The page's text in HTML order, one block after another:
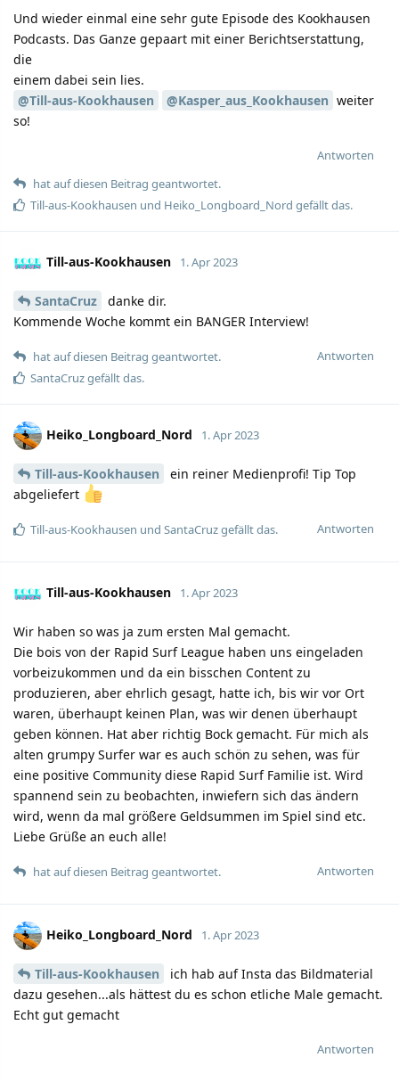
Und wieder einmal eine sehr gute Episode des Kookhausen
Podcasts. Das Ganze gepaart mit einer Berichtserstattung,
die
einem dabei sein lies.
@Till-aus-Kookhausen
@Kasper_aus_Kookhausen weiter
so!
Antworten
hat auf diesen Beitrag geantwortet.
Till-aus-Kookhausen und Heiko_Longboard_Nord gefällt das.
Till-aus-Kookhausen 1. Apr 2023
SantaCruz
danke dir.
Kommende Woche kommt ein BANGER Interview!
Antworten
hat auf diesen Beitrag geantwortet.
SantaCruzgefällt das.
Heiko_Longboard_Nord 1. Apr 2023
Till-aus-Kookhausen
ein reiner Medienprofi! Tip Top
abgeliefert
Antworten
Till-aus-Kookhausen und SantaCruzgefällt das.
Till-aus-Kookhausen 1. Apr 2023
Wir haben so was ja zum ersten Mal gemacht.
Die bois von der Rapid Surf League haben uns eingeladen
vorbeizukommen und da ein bisschen Content zu
produzieren, aber ehrlich gesagt, hatte ich, bis wir vor Ort
waren, überhaupt keinen Plan, was wir denen überhaupt
geben können. Hat aber richtig Bock gemacht. Für mich als
alten grumpy Surfer war es auch schön zu sehen, was für
eine positive Community diese Rapid Surf Familie ist. Wird
spannend sein zu beobachten, inwiefern sich das ändern
wird, wenn da mal größere Geldsummen im Spiel sind etc.
Liebe Grüße an euch alle!
Antworten
hat auf diesen Beitrag geantwortet.
Heiko_Longboard_Nord 1. Apr 2023
Till-aus-Kookhausen
ich hab auf Insta das Bildmaterial
dazu gesehen...als hättest du es schon etliche Male gemacht.
Echt gut gemacht
Antworten